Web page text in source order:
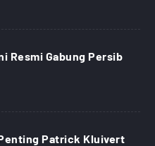
Resmi Gabung Persib
Patrick Kluivert